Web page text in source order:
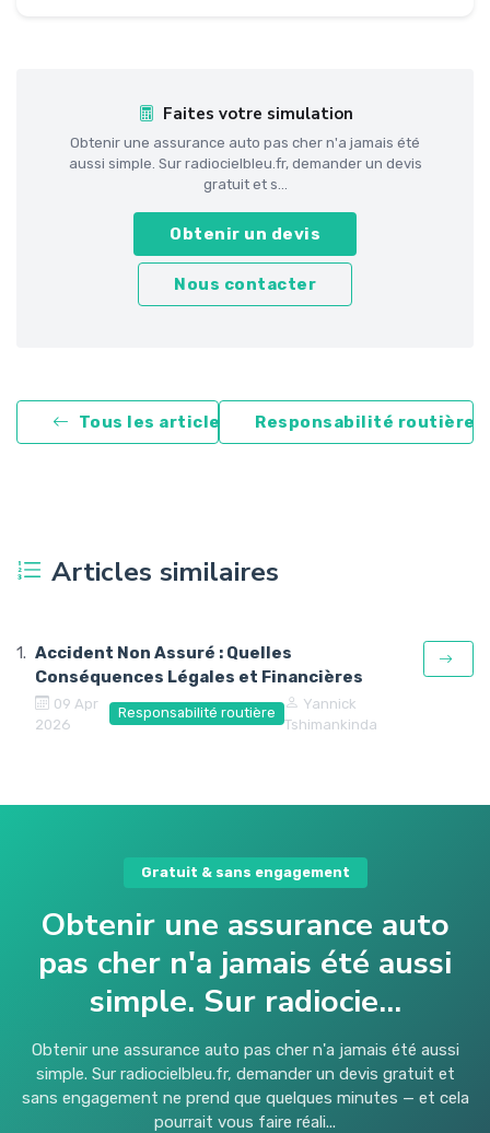
Faites votre simulation
Obtenir une assurance auto pas cher n'a jamais été
aussi simple. Sur radiocielbleu.fr, demander un devis
gratuit et s...
Obtenir un devis
Nous contacter
Tous les articles Responsabilité routière
Articles similaires
Accident Non Assuré : Quelles
Conséquences Légales et Financières
09 Apr
2026
Responsabilité routière
Yannick
Tshimankinda
Gratuit & sans engagement
Obtenir une assurance auto
pas cher n'a jamais été aussi
simple. Sur radiocie...
Obtenir une assurance auto pas cher n'a jamais été aussi
simple. Sur radiocielbleu.fr, demander un devis gratuit et
sans engagement ne prend que quelques minutes — et cela
pourrait vous faire réali...